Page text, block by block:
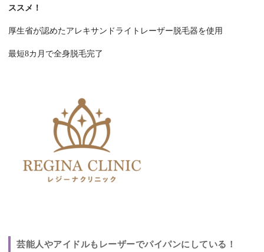
ススメ！
厚生省が認めたアレキサンドライトレーザー脱毛器を使用
最短8カ月で全身脱毛完了
芸能人やアイドルもレーザーでパイパンにしている！